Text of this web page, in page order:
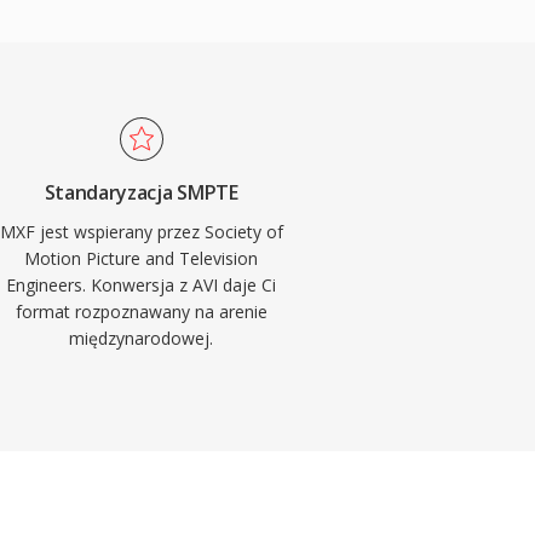
Standaryzacja SMPTE
MXF jest wspierany przez Society of
Motion Picture and Television
Engineers. Konwersja z AVI daje Ci
format rozpoznawany na arenie
międzynarodowej.